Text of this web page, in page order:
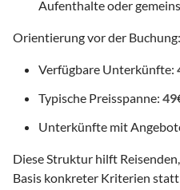
Aufenthalte oder
Orientierung vor der Buchung:
Verfügbare Unterkünfte:
Typische Preisspanne: 49
Unterkünfte mit
Diese Struktur hilft
Basis konkreter Kriterien